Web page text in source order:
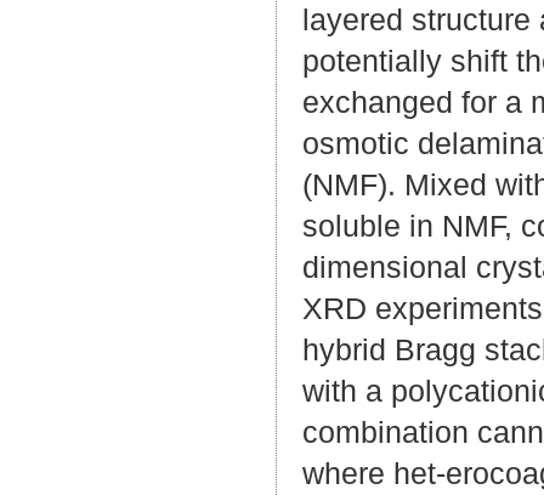
layered structure
potentially shift
exchanged for a
osmotic
(NMF). Mixed
soluble in NMF,
dimensional
XRD
hybrid Bragg
with a
combination
where het-